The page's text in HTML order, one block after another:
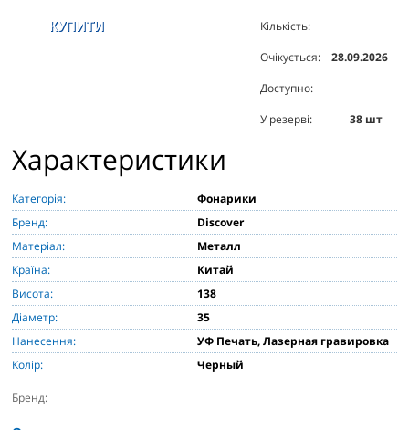
Кількість:
Очікується:
28.09.2026
Доступно:
У резерві:
38шт
Характеристики
Категорія:
Фонарики
Бренд:
Discover
Матеріал:
Металл
Країна:
Китай
Висота:
138
Діаметр:
35
Нанесення:
УФ Печать, Лазерная гравировка
Колір:
Черный
Бренд: